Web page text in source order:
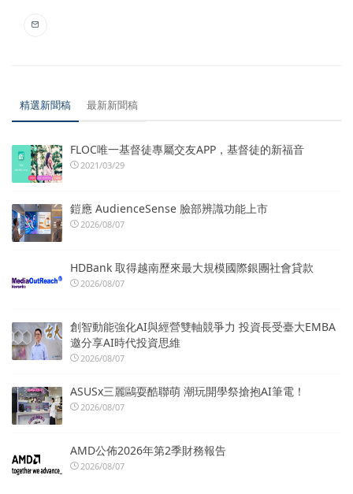
精選新聞稿 最新新聞稿
FLOC唯一基督徒專屬交友APP，基督徒的新福音
2021/03/29
鎧應 AudienceSense 臉部辨識功能上市
2026/08/07
HDBank 取得越南歷來最大規模國際銀團社會貸款
2026/08/07
創智動能強化AI與經營雙軸競爭力 投資長受臺大EMBA
邀分享AI時代投資思維
2026/08/07
ASUSx三麗鷗耍酷聯萌 潮玩開學祭搶抱AI筆電！
2026/08/07
AMD公佈2026年第2季財務報告
2026/08/07